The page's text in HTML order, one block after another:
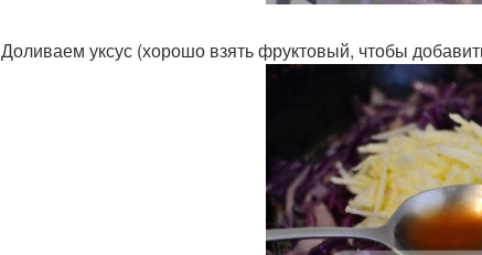
Доливаем уксус (хорошо взять фруктовый, чтобы